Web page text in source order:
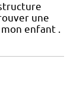
une
enfant .